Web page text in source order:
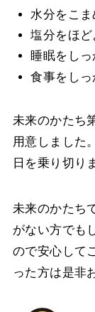
水分をこま
塩分をほど
睡眠をし
食事をしっ
未来のかたち
用意しました
日を乗り切り
未来のかたち
がない方でも
ので安心して
った方は是非